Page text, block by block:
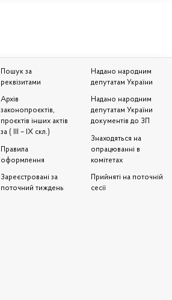
Пошук за
реквізитами
Архів
законопроєктів,
проєктів інших актів
за ( III – IX скл.)
Правила
оформлення
Зареєстровані за
поточний тиждень
Надано народним
депутатам України
Надано народним
депутатам України
документів до ЗП
Знаходяться на
опрацюванні в
комітетах
Прийняті на поточній
сесії